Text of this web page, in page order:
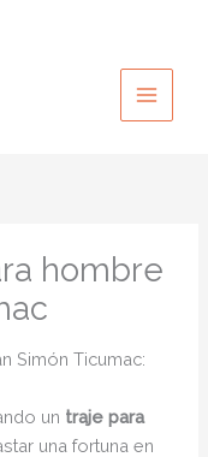
hombre
Simón Ticumac:
un traje para
una fortuna en